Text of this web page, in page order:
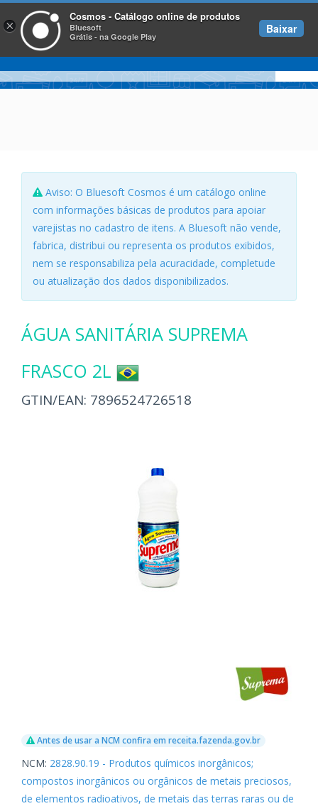
Aviso: O Bluesoft Cosmos é um catálogo online
com informações básicas de produtos para apoiar
varejistas no cadastro de itens. A Bluesoft não vende,
fabrica, distribui ou representa os produtos exibidos,
nem se responsabiliza pela acuracidade, completude
ou atualização dos dados disponibilizados.
ÁGUA SANITÁRIA SUPREMA
FRASCO 2L
GTIN/EAN: 7896524726518
Antes de usar a NCM confira em receita.fazenda.gov.br
NCM: 2828.90.19 - Produtos químicos inorgânicos;
compostos inorgânicos ou orgânicos de metais preciosos,
de elementos radioativos, de metais das terras raras ou de
×
Cosmos - Catálogo online de produtos
Bluesoft
Grátis - na Google Play
Baixar